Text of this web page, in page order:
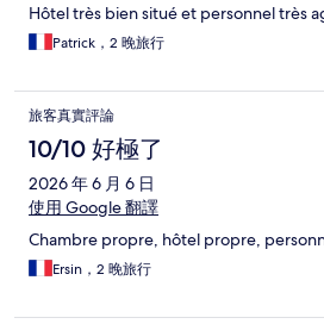
Hôtel très bien situé et personnel très
Patrick，2 晚旅行
旅客真實評論
10/10 好極了
2026 年 6 月 6 日
使用 Google 翻譯
Chambre propre, hôtel propre,
Ersin，2 晚旅行